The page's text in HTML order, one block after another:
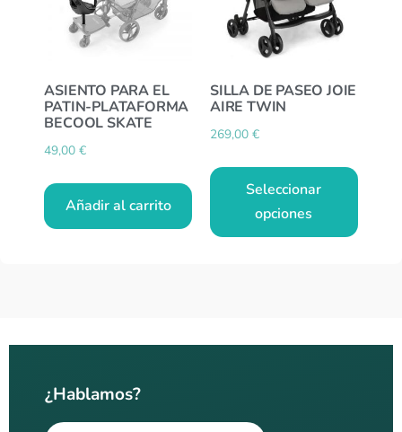
ASIENTO PARA EL
PATIN-PLATAFORMA
BECOOL SKATE
49,00€
Añadir al carrito
SILLA DE PASEO JOIE
AIRE TWIN
269,00 €
Seleccionar
opciones
¿Hablamos?